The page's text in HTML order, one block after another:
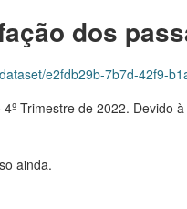
dos
e2fdb29b-7b7d-42f9-b1a6-
Trimestre de 2022.
ainda.